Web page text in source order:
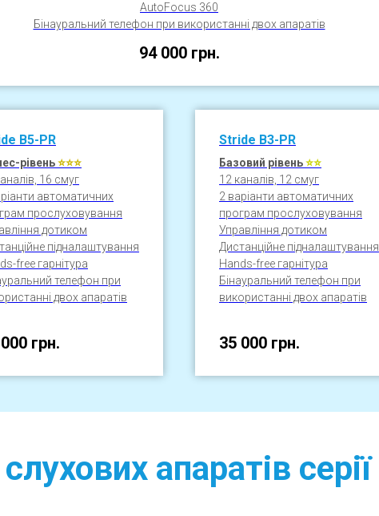
AutoFocus 360
Бінауральний телефон при використанні двох апаратів
94 000 грн.
B5-PR
рівень⭐⭐⭐
16 смуг
автоматичних
прослуховування
дотиком
підналаштування
free гарнітура
телефон при
двох апаратів
грн.
Stride B3-PR
Базовий рівень⭐⭐
12 каналів, 12 смуг
2 варіанти автоматичних
програм прослуховування
Управління дотиком
Дистанційне підналаштування
Hands-free гарнітура
Бінауральний телефон при
використанні двох апаратів
35 000 грн.
апаратів серії